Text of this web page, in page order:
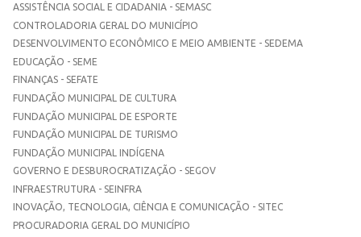
ASSISTÊNCIA SOCIAL E CIDADANIA - SEMASC
CONTROLADORIA GERAL DO MUNICÍPIO
DESENVOLVIMENTO ECONÔMICO E MEIO AMBIENTE - SEDEMA
EDUCAÇÃO - SEME
FINANÇAS - SEFATE
FUNDAÇÃO MUNICIPAL DE CULTURA
FUNDAÇÃO MUNICIPAL DE ESPORTE
FUNDAÇÃO MUNICIPAL DE TURISMO
FUNDAÇÃO MUNICIPAL INDÍGENA
GOVERNO E DESBUROCRATIZAÇÃO - SEGOV
INFRAESTRUTURA - SEINFRA
INOVAÇÃO, TECNOLOGIA, CIÊNCIA E COMUNICAÇÃO - SITEC
PROCURADORIA GERAL DO MUNICÍPIO